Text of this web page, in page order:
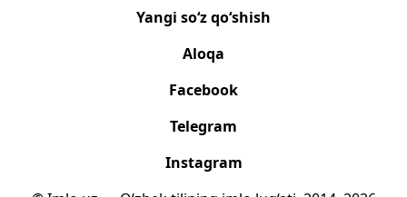
Yangi so‘z qo‘shish
Aloqa
Facebook
Telegram
Instagram